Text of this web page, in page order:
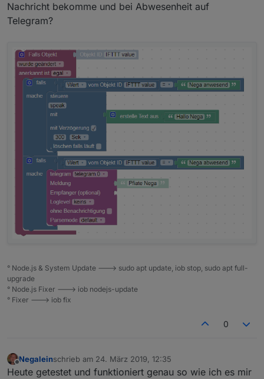
Nachricht bekomme und bei Abwesenheit auf
Telegram?
° Node.js & System Update ---> sudo apt update, iob stop, sudo apt full-
upgrade
° Node.js Fixer ---> iob nodejs-update
° Fixer ---> iob fix
0
Offline
Negaleinschrieb am 24. März 2019, 12:35
zuletzt editiert von
Heute getestet und funktioniert genau so wie ich es mir